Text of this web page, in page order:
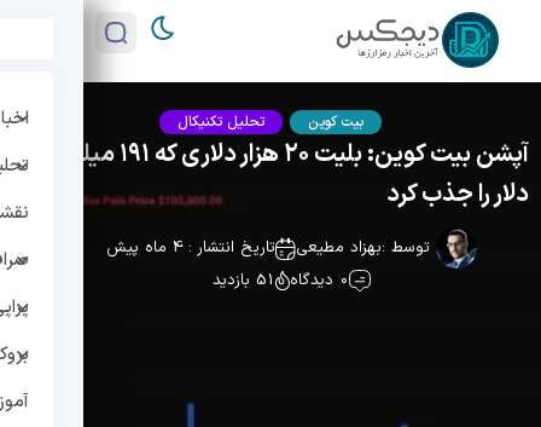
بیت کوین تحلیل تکنیکال
آپشن بیت کوین: بلیت ۲۰ هزار دلاری که ۱۹۱ میلیون
دلار را جذب کرد
توسط :بهزاد مطیعی
تاریخ انتشار : 4 ماه پیش
0 دیدگاه
51 بازدید